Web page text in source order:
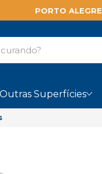
PORTO ALEGRE
Outras Superfícies